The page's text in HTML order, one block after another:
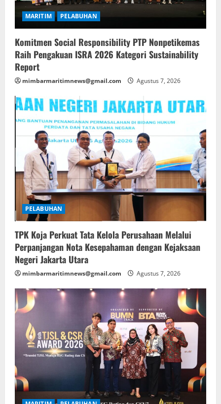
MARITIM PELABUHAN
Komitmen Social Responsibility PTP Nonpetikemas
Raih Pengakuan ISRA 2026 Kategori Sustainability
Report
mimbarmaritimnews@gmail.com Agustus 7, 2026
PELABUHAN
TPK Koja Perkuat Tata Kelola Perusahaan Melalui
Perpanjangan Nota Kesepahaman dengan Kejaksaan
Negeri Jakarta Utara
mimbarmaritimnews@gmail.com Agustus 7, 2026